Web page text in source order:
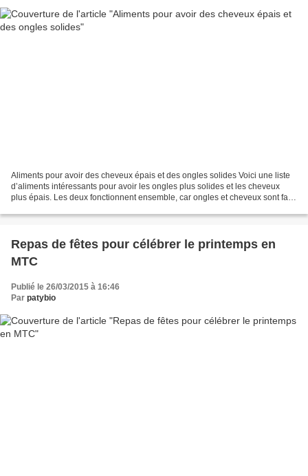
Aliments pour avoir des cheveux épais et des ongles solides Voici une liste
d’aliments intéressants pour avoir les ongles plus solides et les cheveux
plus épais. Les deux fonctionnent ensemble, car ongles et cheveux sont faits
Repas de fêtes pour célébrer le printemps en
MTC
Publié le 26/03/2015 à 16:46
Par patybio